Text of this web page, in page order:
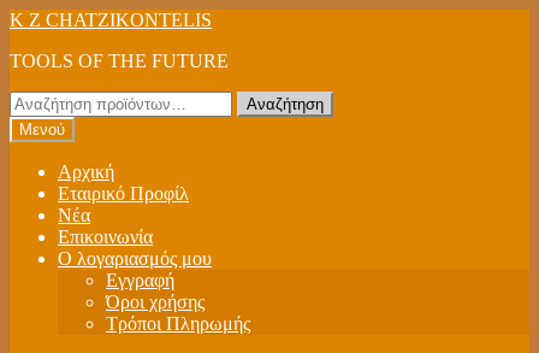
Απευθείας
στην
Μετάβαση
περιεχόμενο
K Z CHATZIKONTELIS
TOOLS OF THE FUTURE
Αναζήτηση
για:
Αναζήτηση
Μενού
Αρχική
Εταιρικό Προφίλ
Νέα
Επικοινωνία
Ο λογαριασμός μου
Εγγραφή
Όροι χρήσης
Τρόποι Πληρωμής